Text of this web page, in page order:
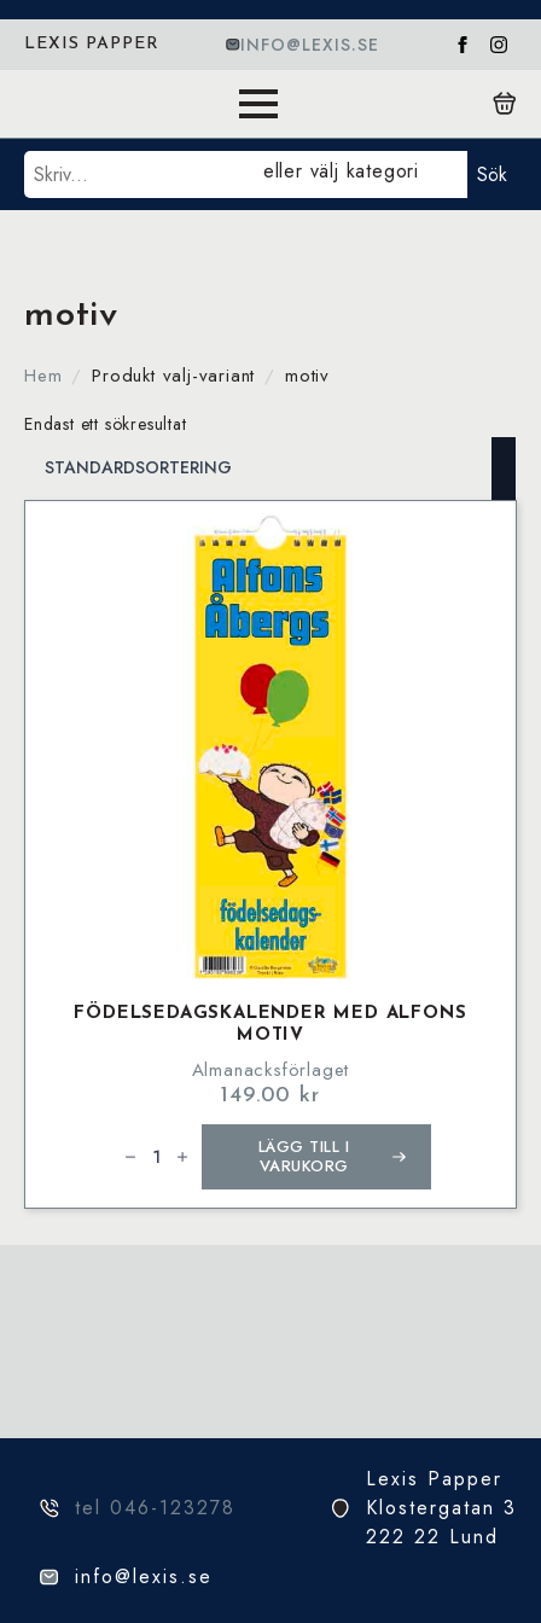
LEXIS PAPPER INFO@LEXIS.SE
Sök eller välj kategori Sök
motiv
Hem Produkt valj-variant motiv
Endast ett sökresultat
FÖDELSEDAGSKALENDER MED ALFONS
MOTIV
Almanacksförlaget
149.00 kr
Födelsedagskalender
Alfons
LÄGG TILL I
VARUKORG
tel 046-123278
Lexis Papper
Klostergatan 3
222 22 Lund
info@lexis.se